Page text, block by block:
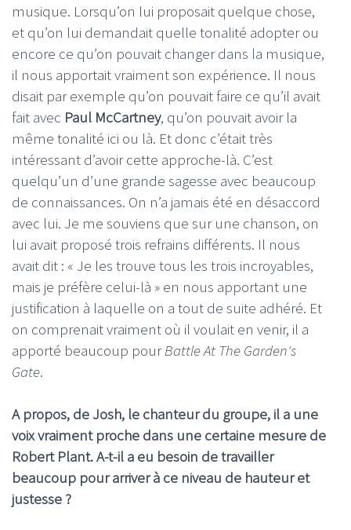
musique. Lorsqu’on lui proposait quelque chose,
et qu’on lui demandait quelle tonalité adopter ou
encore ce qu’on pouvait changer dans la musique,
il nous apportait vraiment son expérience. Il nous
disait par exemple qu’on pouvait faire ce qu’il avait
fait avec Paul McCartney, qu’on pouvait avoir la
même tonalité ici ou là. Et donc c’était très
intéressant d’avoir cette approche-là. C’est
quelqu’un d’une grande sagesse avec beaucoup
de connaissances. On n’a jamais été en désaccord
avec lui. Je me souviens que sur une chanson, on
lui avait proposé trois refrains différents. Il nous
avait dit : « Je les trouve tous les trois incroyables,
mais je préfère celui-là » en nous apportant une
justification à laquelle on a tout de suite adhéré. Et
on comprenait vraiment où il voulait en venir, il a
apporté beaucoup pourBattle At The Garden's
Gate.
A propos, de Josh, le chanteur du groupe, il a une
voix vraiment proche dans une certaine mesure de
Robert Plant. A-t-il a eu besoin de travailler
beaucoup pour arriver à ce niveau de hauteur et
justesse ?